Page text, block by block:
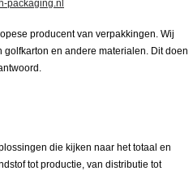
packaging.nl
producent van verpakkingen. Wij
en andere materialen. Dit doen
die kijken naar het totaal en
tot productie, van distributie tot